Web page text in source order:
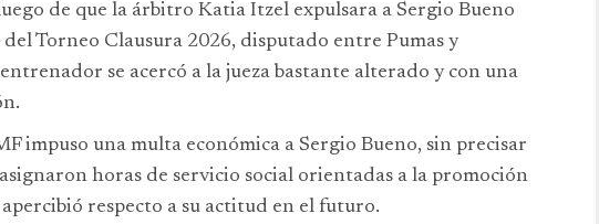
de que la árbitro Katia Itzel expulsara a Sergio Bueno
Torneo Clausura 2026, disputado entre Pumas y
se acercó a la jueza bastante alterado y con una
impuso una multa económica a Sergio Bueno, sin precisar
horas de servicio social orientadas a la promoción
respecto a su actitud en el futuro.